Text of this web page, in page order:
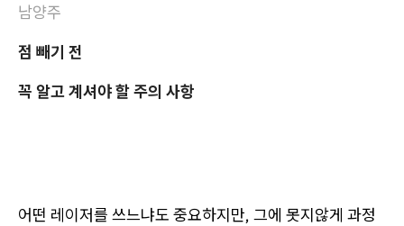
남양주
점 빼기 전
꼭 알고 계셔야 할 주의 사항
어떤 레이저를 쓰느냐도 중요하지만, 그에 못지않게 과정